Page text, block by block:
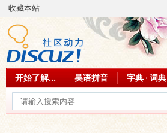
收藏本站
开始了解... 吴语拼音 字典 · 词典